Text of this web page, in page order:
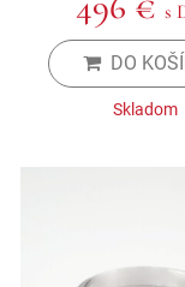
s
DO
Skladom